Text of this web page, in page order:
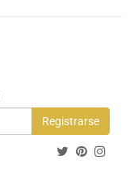
Registrarse